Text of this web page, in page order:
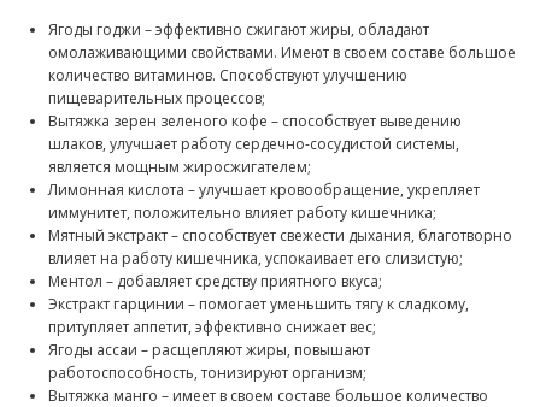
Ягоды годжи – эффективно сжигают жиры, обладают
омолаживающими свойствами. Имеют в своем составе большое
количество витаминов. Способствуют улучшению
пищеварительных процессов;
Вытяжка зерен зеленого кофе – способствует выведению
шлаков, улучшает работу сердечно-сосудистой системы,
является мощным жиросжигателем;
Лимонная кислота – улучшает кровообращение, укрепляет
иммунитет, положительно влияет работу кишечника;
Мятный экстракт – способствует свежести дыхания, благотворно
влияет на работу кишечника, успокаивает его слизистую;
Ментол – добавляет средству приятного вкуса;
Экстракт гарцинии – помогает уменьшить тягу к сладкому,
притупляет аппетит, эффективно снижает вес;
Ягоды ассаи – расщепляют жиры, повышают
работоспособность, тонизируют организм;
Вытяжка манго – имеет в своем составе большое количество